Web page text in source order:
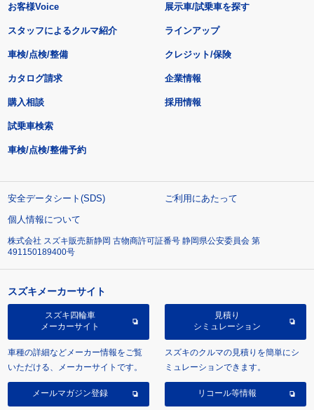
お客様Voice
スタッフによるクルマ紹介
展示車/試乗車を探す
ラインアップ
車検/点検/整備 クレジット/保険
カタログ請求
購入相談
試乗車検索
車検/点検/整備予約
企業情報
採用情報
安全データシート(SDS)
ご利用にあたって
個人情報について
株式会社 スズキ販売新静岡 古物商許可証番号 静岡県公安委員会 第
491150189400号
スズキメーカーサイト
スズキ四輪車
メーカーサイト
車種の詳細などメーカー情報をご覧
いただける、メーカーサイトです。
見積り
シミュレーション
スズキのクルマの見積りを簡単にシ
ミュレーションできます。
メールマガジン登録 リコール等情報